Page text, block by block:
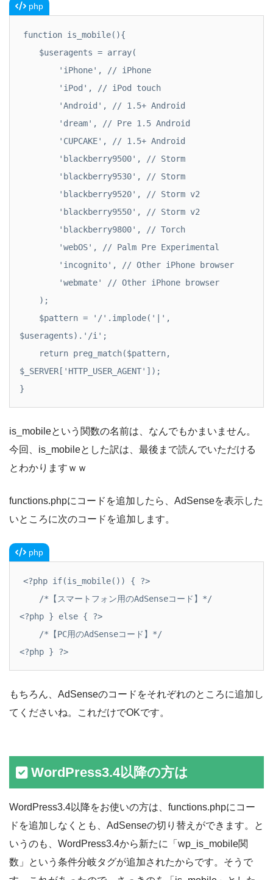
php
function is_mobile(){
$useragents).'/i';
$_SERVER['HTTP_USER_AGENT']);
}
is_mobileという関数の名前は、なんでもかまいません。
今回、is_mobileとした訳は、最後まで読んでいただける
とわかりますｗｗ
functions.phpにコードを追加したら、AdSenseを表示した
いところに次のコードを追加します。
php
<?php if(is_mobile()) { ?>
<?php } else { ?>
<?php } ?>
もちろん、AdSenseのコードをそれぞれのところに追加し
てくださいね。これだけでOKです。
WordPress3.4以降の方は
WordPress3.4以降をお使いの方は、functions.phpにコー
ドを追加しなくとも、AdSenseの切り替えができます。と
いうのも、WordPress3.4から新たに「wp_is_mobile関
数」という条件分岐タグが追加されたからです。そうで